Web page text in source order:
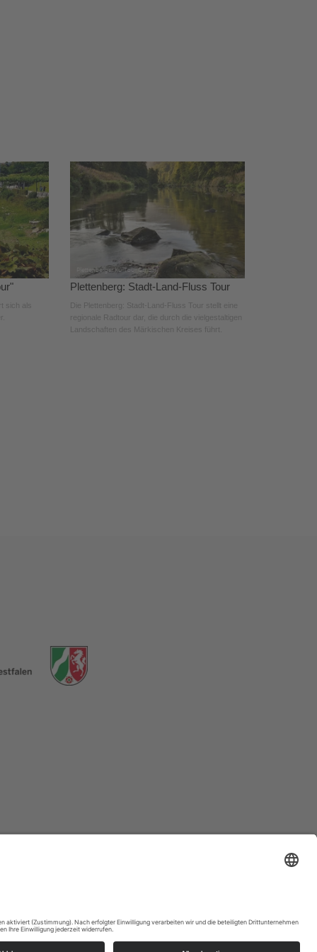
sich als
Plettenberg: Stadt-Land-Fluss Tour
Die Plettenberg: Stadt-Land-Fluss Tour stellt eine
regionale Radtour dar, die durch die vielgestaltigen
Landschaften des Märkischen Kreises führt.